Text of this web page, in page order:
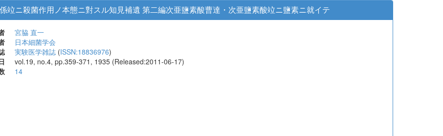
竝ニ殺菌作用ノ本態ニ對スル知見補遺 第二編次亜鹽素酸曹達・次亜鹽素酸竝ニ鹽素ニ就イテ
宮脇 直一
日本細菌学会
実験医学雑誌 (ISSN:18836976)
vol.19, no.4, pp.359-371, 1935 (Released:2011-06-17)
14